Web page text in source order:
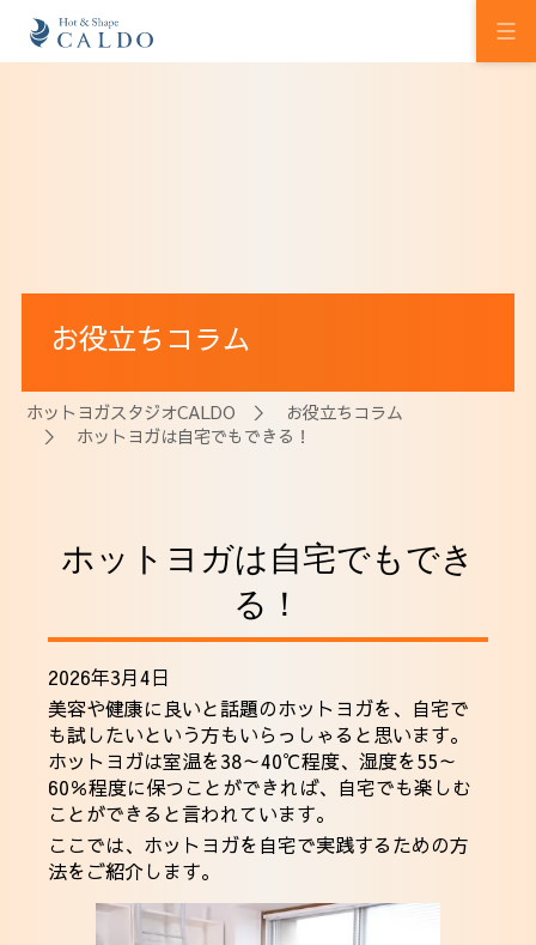
スタジオを探す
プログラム
料金
採用情報
お役立ちコラム
ホットヨガスタジオCALDO ＞ お役立ちコラム
＞ ホットヨガは自宅でもできる！
ホットヨガは自宅でもでき
る！
2026年3月4日
美容や健康に良いと話題のホットヨガを、自宅で
も試したいという方もいらっしゃると思います。
ホットヨガは室温を38～40℃程度、湿度を55～
60％程度に保つことができれば、自宅でも楽しむ
ことができると言われています。
ここでは、ホットヨガを自宅で実践するための方
法をご紹介します。